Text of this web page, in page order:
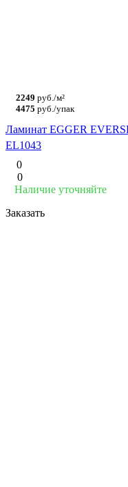
2249 руб./м²
4475 руб./упак
Ламинат EGGER
EL1043
0
0
Наличие уточняйте
Заказать